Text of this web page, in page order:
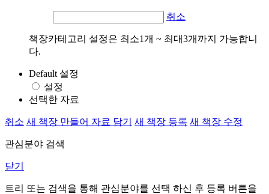
취소
책장카테고리 설정은 최소1개 ~ 최대3개까지 가능합니
다.
Default 설정
설정
선택한 자료
취소 새 책장 만들어 자료 담기 새 책장 등록 새 책장 수정
관심분야 검색
닫기
트리 또는 검색을 통해 관심분야를 선택 하신 후 등록 버튼을